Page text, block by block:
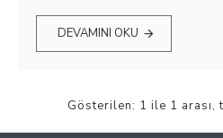
DEVAMINI OKU
Gösterilen: 1 ile 1 arası,